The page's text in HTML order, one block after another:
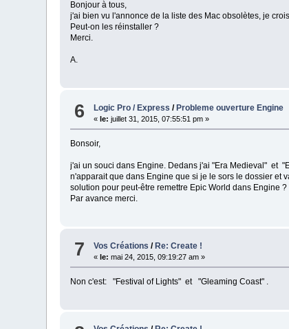
Bonjour à tous,
j'ai bien vu l'annonce de la liste des Mac obsolètes, je
Peut-on les réinstaller ?
Merci.
A.
6 Logic Pro / Express /Probleme ouverture Engine
«le: juillet 31, 2015, 07:55:51 pm »
Bonsoir,
j'ai un souci dans Engine. Dedans j'ai "Era Medieval" et
n'apparait que dans Engine que si je le sors le dossier et
solution pour peut-être remettre Epic World dans Engine ?
Par avance merci.
7 Vos Créations / Re: Create !
«le: mai 24, 2015, 09:19:27 am »
Non c'est: "Festival of Lights" et "Gleaming Coast" .